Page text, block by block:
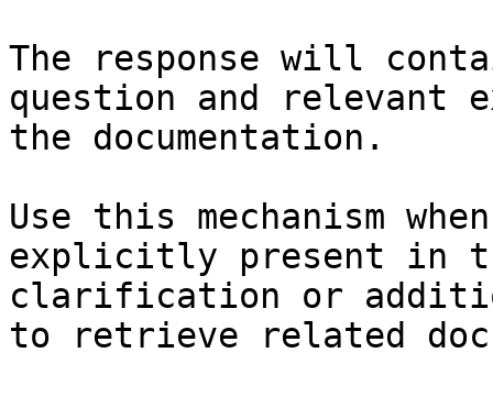
The response will
question and relevant
the documentation.
Use this mechanism
explicitly present in
clarification or